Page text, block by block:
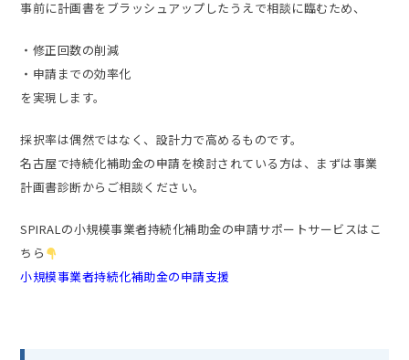
事前に計画書をブラッシュアップしたうえで相談に臨むため、
・修正回数の削減
・申請までの効率化
を実現します。
採択率は偶然ではなく、設計力で高めるものです。
名古屋で持続化補助金の申請を検討されている方は、まずは事業
計画書診断からご相談ください。
SPIRALの小規模事業者持続化補助金の申請サポートサービスはこ
ちら
小規模事業者持続化補助金の申請支援